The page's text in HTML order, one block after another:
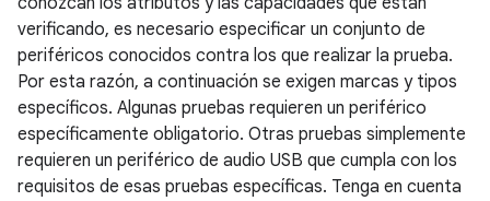
verificando, es necesario especificar un conjunto de
periféricos conocidos contra los que realizar la prueba.
Por esta razón, a continuación se exigen marcas y tipos
específicos. Algunas pruebas requieren un periférico
específicamente obligatorio. Otras pruebas simplemente
requieren un periférico de audio USB que cumpla con los
requisitos de esas pruebas específicas. Tenga en cuenta